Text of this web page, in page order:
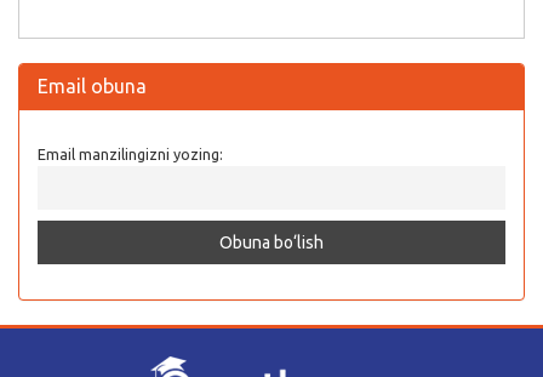
Email obuna
Email manzilingizni yozing: